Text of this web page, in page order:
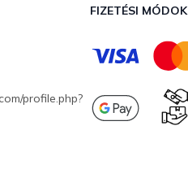
profile.php?
FIZETÉSI MÓDOK